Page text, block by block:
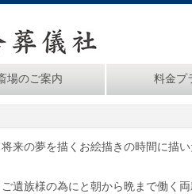
場のご案内 料金プ
来の夢を描くお絵描きの時間に描い
遺族様の為にと朝から晩まで働く